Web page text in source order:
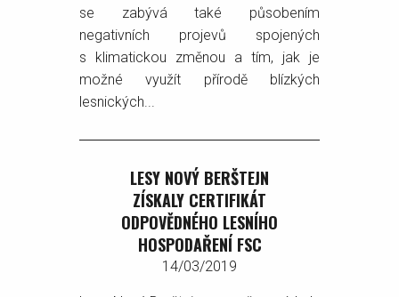
se zabývá také působením
negativních projevů spojených
s klimatickou změnou a tím, jak je
možné využít přírodě blízkých
lesnických...
LESY NOVÝ BERŠTEJN
ZÍSKALY CERTIFIKÁT
ODPOVĚDNÉHO LESNÍHO
HOSPODAŘENÍ FSC
14/03/2019